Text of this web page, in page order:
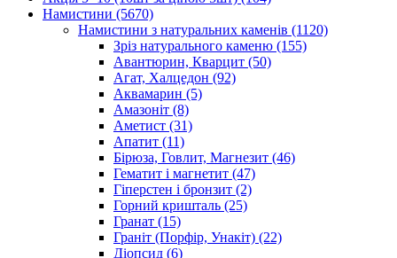
Намистини (5670)
Намистини з натуральних каменів (1120)
Зріз натурального каменю (155)
Авантюрин, Кварцит (50)
Агат, Халцедон (92)
Аквамарин (5)
Амазоніт (8)
Аметист (31)
Апатит (11)
Бірюза, Говлит, Магнезит (46)
Гематит і магнетит (47)
Гіперстен і бронзит (2)
Горний кришталь (25)
Гранат (15)
Граніт (Порфір, Унакіт) (22)
Діопсид (6)